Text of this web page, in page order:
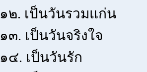
๑๒. เป็นวันรวมแก่น
๑๓. เป็นวันจริงใจ
๑๔. เป็นวันรัก